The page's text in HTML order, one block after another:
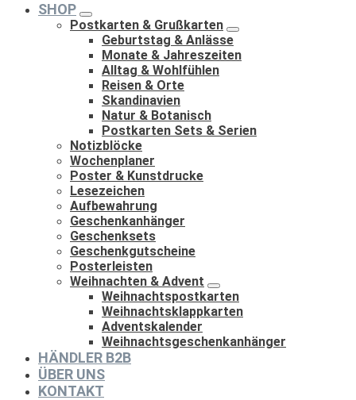
SHOP
Postkarten & Grußkarten
Geburtstag & Anlässe
Monate & Jahreszeiten
Alltag & Wohlfühlen
Reisen & Orte
Skandinavien
Natur & Botanisch
Postkarten Sets & Serien
Notizblöcke
Wochenplaner
Poster & Kunstdrucke
Lesezeichen
Aufbewahrung
Geschenkanhänger
Geschenksets
Geschenkgutscheine
Posterleisten
Weihnachten & Advent
Weihnachtspostkarten
Weihnachtsklappkarten
Adventskalender
Weihnachtsgeschenkanhänger
HÄNDLER B2B
ÜBER UNS
KONTAKT